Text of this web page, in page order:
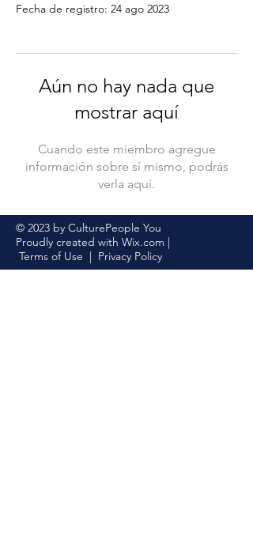
Fecha de registro: 24 ago 2023
Aún no hay nada que
mostrar aquí
Cuando este miembro agregue
información sobre sí mismo, podrás
verla aquí.
© 2023 by CulturePeople You
Proudly created with Wix.com |
Terms of Use | Privacy Policy